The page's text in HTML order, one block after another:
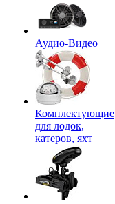
Аудио-Видео
Комплектующие
для лодок,
катеров, яхт